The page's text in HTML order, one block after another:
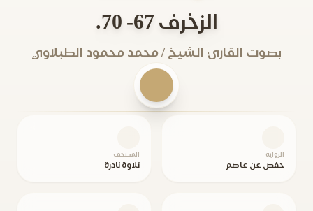
الزخرف 67- 70.
بصوت القارئ الشيخ / محمد محمود الطبلاوي
الرواية
حفص عن عاصم
المصحف
تلاوة نادرة